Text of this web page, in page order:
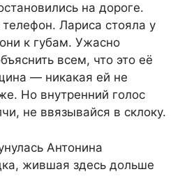
на дороге.
Лариса стояла у
к губам. Ужасно
всем, что это её
— никакая ей не
Но внутренний голос
не ввязывайся в склоку.
Антонина
жившая здесь дольше